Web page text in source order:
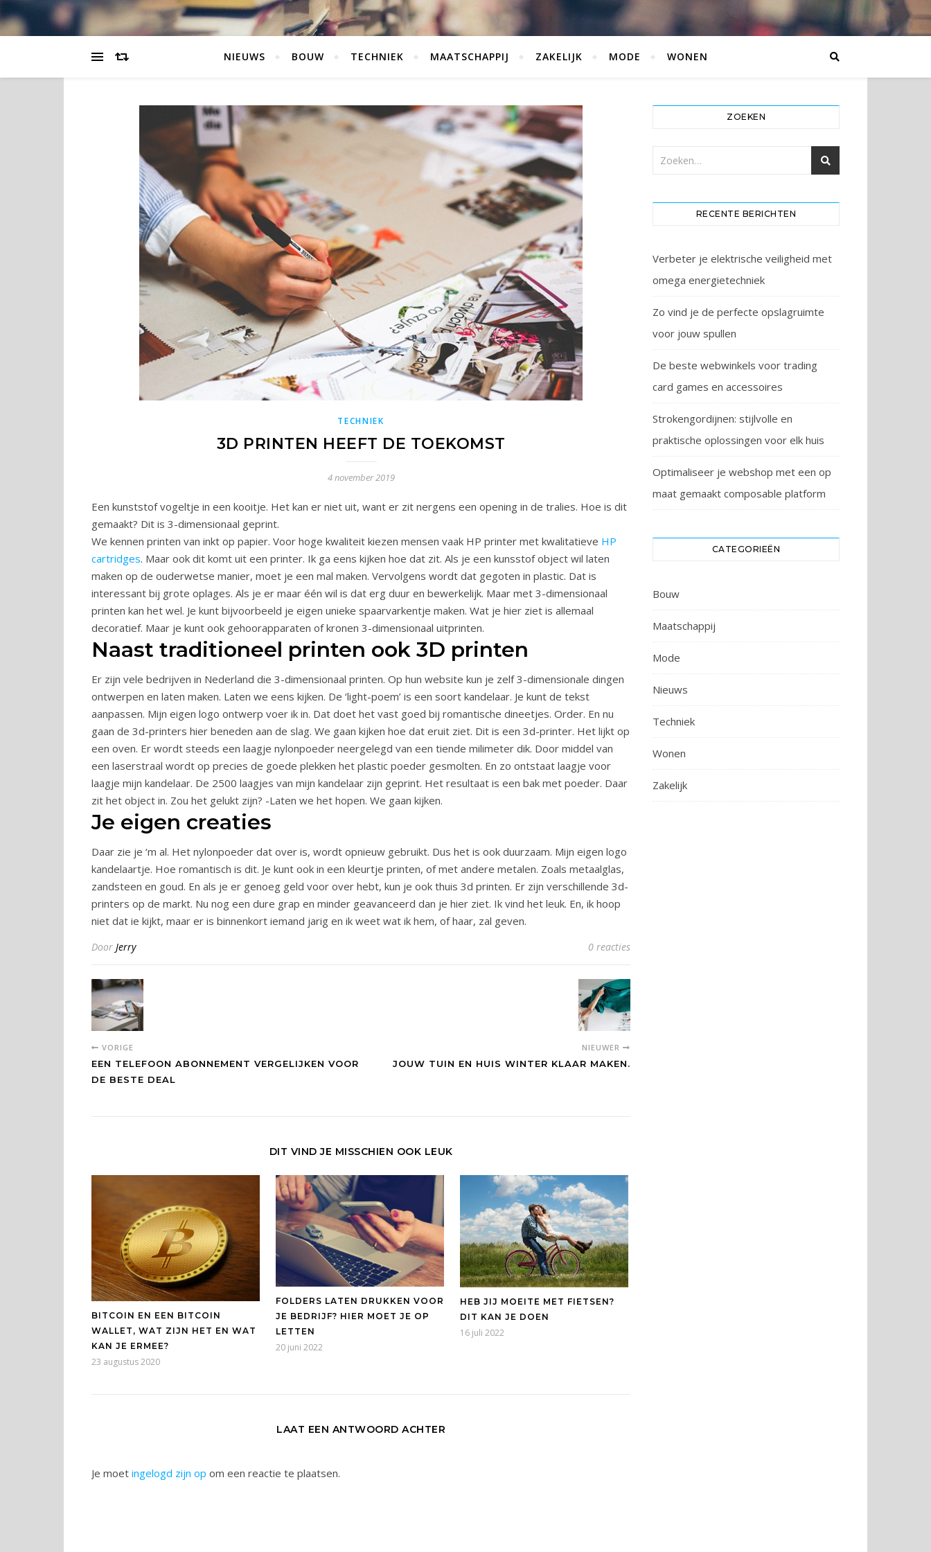
NIEUWS BOUW TECHNIEK MAATSCHAPPIJ ZAKELIJK MODE WONEN
TECHNIEK
3D PRINTEN HEEFT DE TOEKOMST
4 november 2019
Een kunststof vogeltje in een kooitje. Het kan er niet uit, want er zit nergens een opening in de tralies. Hoe is dit
gemaakt? Dit is 3-dimensionaal geprint.
We kennen printen van inkt op papier. Voor hoge kwaliteit kiezen mensen vaak HP printer met kwalitatieve HP
cartridges. Maar ook dit komt uit een printer. Ik ga eens kijken hoe dat zit. Als je een kunsstof object wil laten
maken op de ouderwetse manier, moet je een mal maken. Vervolgens wordt dat gegoten in plastic. Dat is
interessant bij grote oplages. Als je er maar één wil is dat erg duur en bewerkelijk. Maar met 3-dimensionaal
printen kan het wel. Je kunt bijvoorbeeld je eigen unieke spaarvarkentje maken. Wat je hier ziet is allemaal
decoratief. Maar je kunt ook gehoorapparaten of kronen 3-dimensionaal uitprinten.
Naast traditioneel printen ook 3D printen
Er zijn vele bedrijven in Nederland die 3-dimensionaal printen. Op hun website kun je zelf 3-dimensionale dingen
ontwerpen en laten maken. Laten we eens kijken. De ‘light-poem’ is een soort kandelaar. Je kunt de tekst
aanpassen. Mijn eigen logo ontwerp voer ik in. Dat doet het vast goed bij romantische dineetjes. Order. En nu
gaan de 3d-printers hier beneden aan de slag. We gaan kijken hoe dat eruit ziet. Dit is een 3d-printer. Het lijkt op
een oven. Er wordt steeds een laagje nylonpoeder neergelegd van een tiende milimeter dik. Door middel van
een laserstraal wordt op precies de goede plekken het plastic poeder gesmolten. En zo ontstaat laagje voor
laagje mijn kandelaar. De 2500 laagjes van mijn kandelaar zijn geprint. Het resultaat is een bak met poeder. Daar
zit het object in. Zou het gelukt zijn? -Laten we het hopen. We gaan kijken.
Je eigen creaties
Daar zie je ‘m al. Het nylonpoeder dat over is, wordt opnieuw gebruikt. Dus het is ook duurzaam. Mijn eigen logo
kandelaartje. Hoe romantisch is dit. Je kunt ook in een kleurtje printen, of met andere metalen. Zoals metaalglas,
zandsteen en goud. En als je er genoeg geld voor over hebt, kun je ook thuis 3d printen. Er zijn verschillende 3d-
printers op de markt. Nu nog een dure grap en minder geavanceerd dan je hier ziet. Ik vind het leuk. En, ik hoop
niet dat ie kijkt, maar er is binnenkort iemand jarig en ik weet wat ik hem, of haar, zal geven.
Door Jerry 0 reacties
VORIGE
EEN TELEFOON ABONNEMENT VERGELIJKEN VOOR
DE BESTE DEAL
NIEUWER
JOUW TUIN EN HUIS WINTER KLAAR MAKEN.
DIT VIND JE MISSCHIEN OOK LEUK
BITCOIN EN EEN BITCOIN
WALLET, WAT ZIJN HET EN WAT
KAN JE ERMEE?
23 augustus 2020
FOLDERS LATEN DRUKKEN VOOR
JE BEDRIJF? HIER MOET JE OP
LETTEN
20 juni 2022
HEB JIJ MOEITE MET FIETSEN?
DIT KAN JE DOEN
16 juli 2022
LAAT EEN ANTWOORD ACHTER
Je moet ingelogd zijn op om een reactie te plaatsen.
ZOEKEN
RECENTE BERICHTEN
Verbeter je elektrische veiligheid met
omega energietechniek
Zo vind je de perfecte opslagruimte
voor jouw spullen
De beste webwinkels voor trading
card games en accessoires
Strokengordijnen: stijlvolle en
praktische oplossingen voor elk huis
Optimaliseer je webshop met een op
maat gemaakt composable platform
CATEGORIEËN
Bouw
Maatschappij
Mode
Nieuws
Techniek
Wonen
Zakelijk